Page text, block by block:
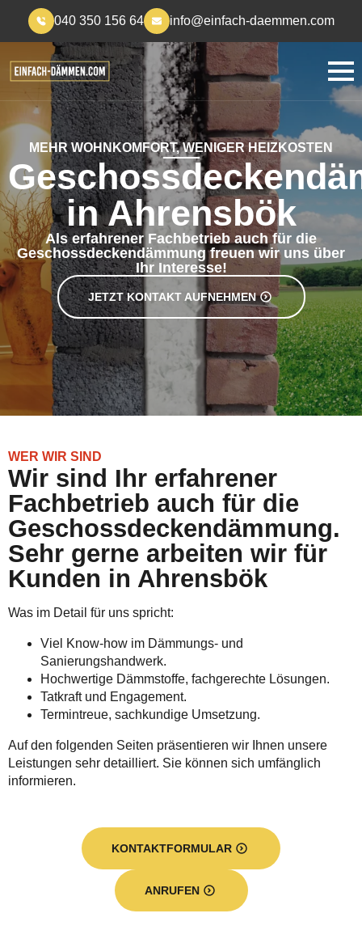
040 350 156 64 info@einfach-daemmen.com
MEHR WOHNKOMFORT, WENIGER HEIZKOSTEN
in Ahrensbök
Als erfahrener Fachbetrieb auch für die
Geschossdeckendämmung freuen wir uns über
Ihr Interesse!
JETZT KONTAKT AUFNEHMEN
WER WIR SIND
Wir sind Ihr erfahrener
Fachbetrieb auch für die
Geschossdeckendämmung.
Sehr gerne arbeiten wir für
Kunden in Ahrensbök
Was im Detail für uns spricht:
Viel Know-how im Dämmungs- und
Sanierungshandwerk.
Hochwertige Dämmstoffe, fachgerechte Lösungen.
Tatkraft und Engagement.
Termintreue, sachkundige Umsetzung.
Auf den folgenden Seiten präsentieren wir Ihnen unsere
Leistungen sehr detailliert. Sie können sich umfänglich
informieren.
KONTAKTFORMULAR
ANRUFEN